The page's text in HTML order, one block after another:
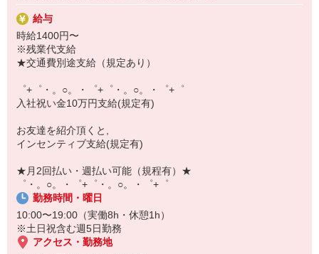
▼工場・製造・軽作業系
機械/食品製造・梱包・仕分け・加工・組立・検査
▼美容系
眉毛サロンのアイブロウ・ネイリスト・エステ
▼営業・販売
法人営業・アパレル販売・個別指導塾・人材紹介
▼人気案件も多数♪
短期・期間限定・オープニング・官公庁案件
上場/優良/大手企業など
【スマホ面接実施中】
￣￣￣￣￣￣￣￣￣
自宅に居ながらスマホでカンタン面接OK！
オンライン面談なのでスピード対応。
■携帯やインターネット販売業務
docomo(ドコモ)/au(エーユー)・KDDI/softbank(ソフトバンク)など
の大手キャリアから
ワイモバイル(Y!mobille)、楽天モバイル、UQなど格安スマホまで幅
広く紹介可能♪
給与
時給1400円〜
※残業代支給
★交通費別途支給（規定あり）
゜+゜・。○。・゜+゜・。○。・゜+゜
入社祝い金10万円支給(規定有)
お友達を紹介頂くと,
インセンティブ支給(規定有)
★月2回払い・週払い可能（規程有）★
゜・。○。・゜+゜・。○。・゜+゜
勤務時間・曜日
10:00〜19:00（実働8h・休憩1h）
※土日祝含む週5日勤務
アクセス・勤務地